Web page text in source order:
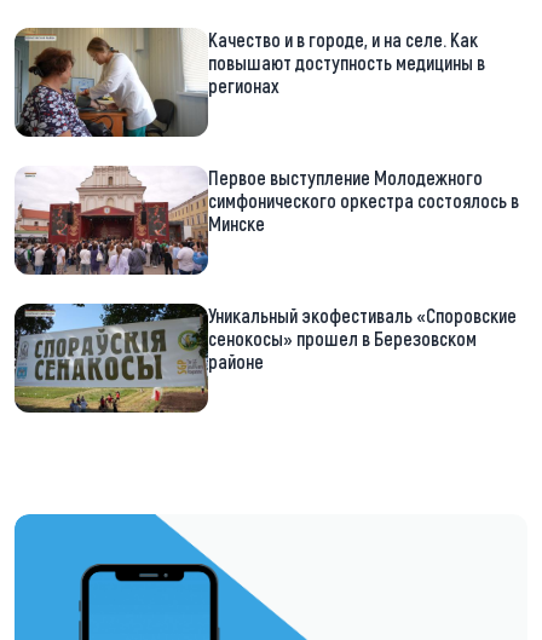
Качество и в городе, и на селе. Как
повышают доступность медицины в
регионах
Первое выступление Молодежного
симфонического оркестра состоялось в
Минске
Уникальный экофестиваль «Споровские
сенокосы» прошел в Березовском
районе
https://t.me/minskctvby